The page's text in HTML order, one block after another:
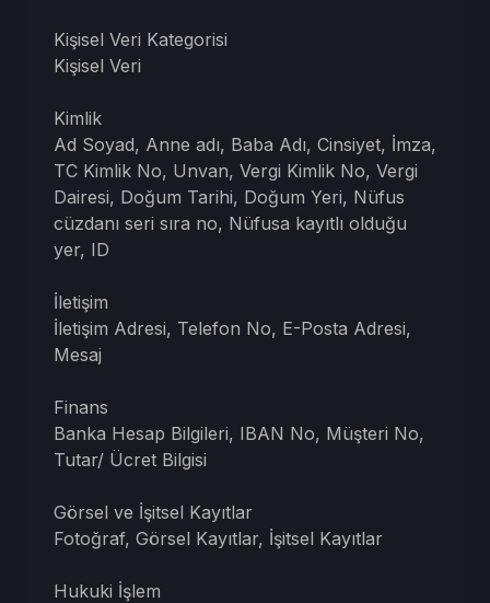
Kişisel Veri Kategorisi
Kişisel Veri
Kimlik
Ad Soyad, Anne adı, Baba Adı, Cinsiyet, İmza,
TC Kimlik No, Unvan, Vergi Kimlik No, Vergi
Dairesi, Doğum Tarihi, Doğum Yeri, Nüfus
cüzdanı seri sıra no, Nüfusa kayıtlı olduğu
yer, ID
İletişim
İletişim Adresi, Telefon No, E-Posta Adresi,
Mesaj
Finans
Banka Hesap Bilgileri, IBAN No, Müşteri No,
Tutar/ Ücret Bilgisi
Görsel ve İşitsel Kayıtlar
Fotoğraf, Görsel Kayıtlar, İşitsel Kayıtlar
Hukuki İşlem